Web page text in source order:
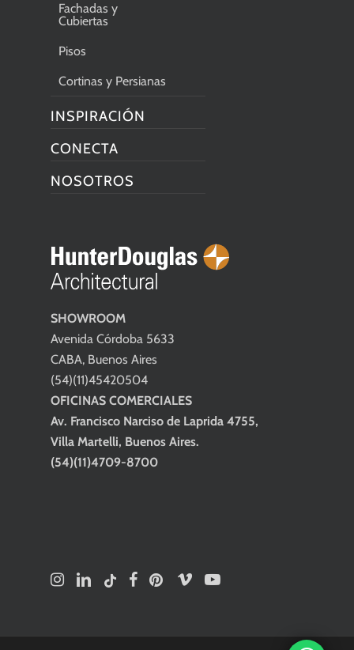
SHOWROOM
Avenida Córdoba 5633
CABA, Buenos Aires
(54)(11)45420504
OFICINAS COMERCIALES
Av. Francisco Narciso de Laprida 4755,
Villa Martelli, Buenos Aires.
(54)(11)4709-8700
Fachadas y
Cubiertas
Pisos
Cortinas y Persianas
INSPIRACIÓN
CONECTA
NOSOTROS